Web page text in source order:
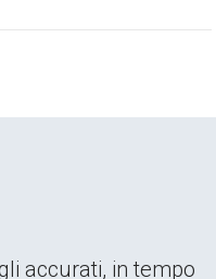
accurati, in tempo